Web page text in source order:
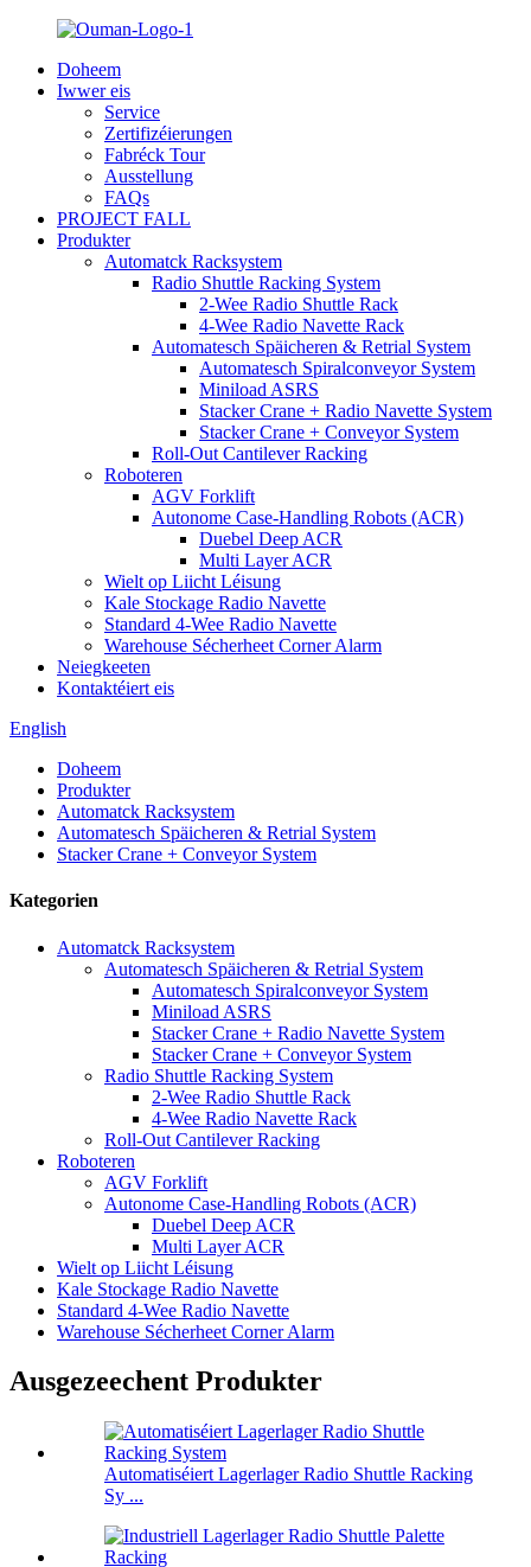
Doheem
Iwwer eis
Service
Zertifizéierungen
Fabréck Tour
Ausstellung
FAQs
PROJECT FALL
Produkter
Automatck Racksystem
Radio Shuttle Racking System
2-Wee Radio Shuttle Rack
4-Wee Radio Navette Rack
Automatesch Späicheren & Retrial System
Automatesch Spiralconveyor System
Miniload ASRS
Stacker Crane + Radio Navette System
Stacker Crane + Conveyor System
Roll-Out Cantilever Racking
Roboteren
AGV Forklift
Autonome Case-Handling Robots (ACR)
Duebel Deep ACR
Multi Layer ACR
Wielt op Liicht Léisung
Kale Stockage Radio Navette
Standard 4-Wee Radio Navette
Warehouse Sécherheet Corner Alarm
Neiegkeeten
Kontaktéiert eis
English
Doheem
Produkter
Automatck Racksystem
Automatesch Späicheren & Retrial System
Stacker Crane + Conveyor System
Kategorien
Automatck Racksystem
Automatesch Späicheren & Retrial System
Automatesch Spiralconveyor System
Miniload ASRS
Stacker Crane + Radio Navette System
Stacker Crane + Conveyor System
Radio Shuttle Racking System
2-Wee Radio Shuttle Rack
4-Wee Radio Navette Rack
Roll-Out Cantilever Racking
Roboteren
AGV Forklift
Autonome Case-Handling Robots (ACR)
Duebel Deep ACR
Multi Layer ACR
Wielt op Liicht Léisung
Kale Stockage Radio Navette
Standard 4-Wee Radio Navette
Warehouse Sécherheet Corner Alarm
Ausgezeechent Produkter
Automatiséiert Lagerlager Radio Shuttle Racking
Sy ...